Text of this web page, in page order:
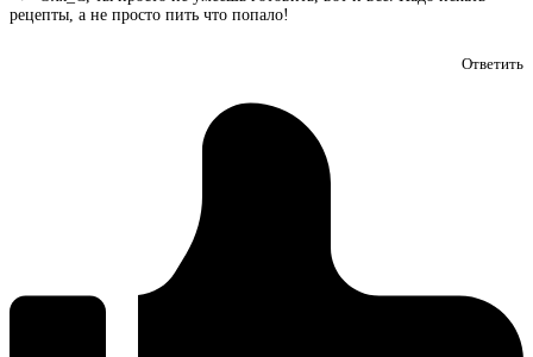
рецепты, а не просто пить что попало!
Ответить